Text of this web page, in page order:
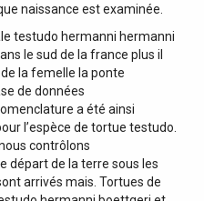
naissance est examinée.
testudo hermanni hermanni
le sud de la france plus il
la femelle la ponte
de données
a été ainsi
l’espèce de tortue testudo.
contrôlons
départ de la terre sous les
arrivés mais. Tortues de